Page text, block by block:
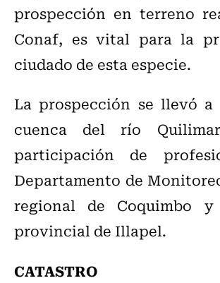
prospección en terreno
Conaf, es vital para la
ciudado de esta especie.
La prospección se llevó
cuenca del río
participación de
Departamento de
regional de Coquimbo
provincial de Illapel.
CATASTRO